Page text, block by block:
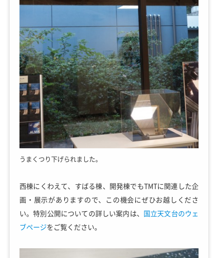
うまくつり下げられました。
西棟にくわえて、すばる棟、開発棟でもTMTに関連した企
画・展示がありますので、この機会にぜひお越しくださ
い。特別公開についての詳しい案内は、 国立天文台のウェ
ブページをご覧ください。